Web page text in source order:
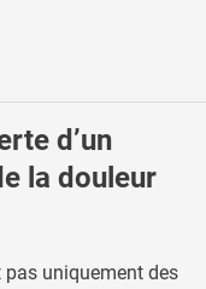
d’un
la douleur
uniquement des